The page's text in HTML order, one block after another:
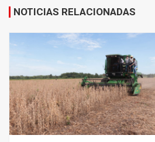
NOTICIAS RELACIONADAS